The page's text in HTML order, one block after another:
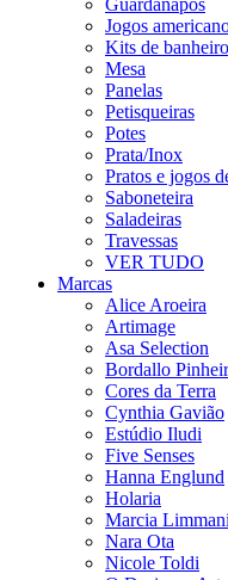
Guardanapos
Jogos
Kits de banheiro
Mesa
Panelas
Petisqueiras
Potes
Prata/Inox
Pratos e jogos
Saboneteira
Saladeiras
Travessas
VER TUDO
Marcas
Alice Aroeira
Artimage
Asa Selection
Bordallo
Cores da Terra
Cynthia Gavião
Estúdio Iludi
Five Senses
Hanna Englund
Holaria
Marcia Limmani
Nara Ota
Nicole Toldi